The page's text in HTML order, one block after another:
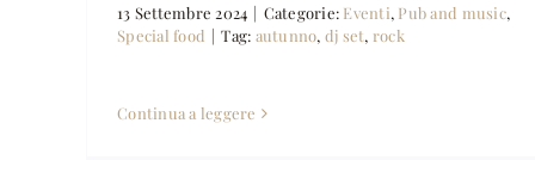
13 Settembre 2024 | Categorie: Eventi, Pub and music,
Special food | Tag: autunno, dj set, rock
Continua a leggere